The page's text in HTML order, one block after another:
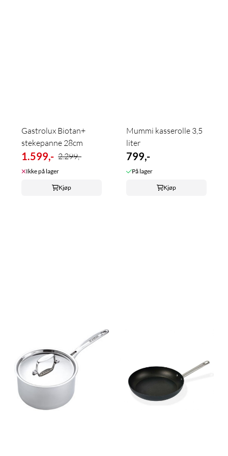
Gastrolux Biotan+
stekepanne 28cm
1.599,- 2.299,-
Ikke på lager
Kjøp
Mummi kasserolle 3,5
liter
799,-
På lager
Kjøp